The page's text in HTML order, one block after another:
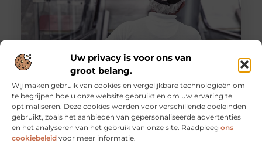
Uw privacy is voor ons van
groot belang.
Wij maken gebruik van cookies en vergelijkbare technologieën om
te begrijpen hoe u onze website gebruikt en om uw ervaring te
optimaliseren. Deze cookies worden voor verschillende doeleinden
gebruikt, zoals het aanbieden van gepersonaliseerde advertenties
en het analyseren van het gebruik van onze site. Raadpleeg ons
cookiebeleid voor meer informatie.
De voordelen van het werken als
evenementenbeveiliger in een flexibel systeem
Werken als evenementenbeveiliger kan een
dynamische en uitdagende carrière zijn, vooral wanneer